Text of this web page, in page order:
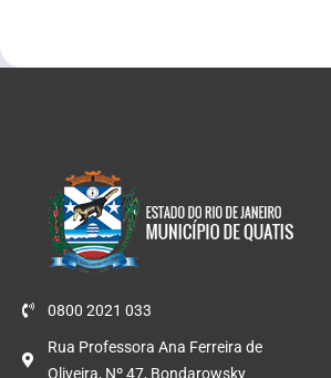
0800 2021 033
Rua Professora Ana Ferreira de
Oliveira, Nº 47, Bondarowsky